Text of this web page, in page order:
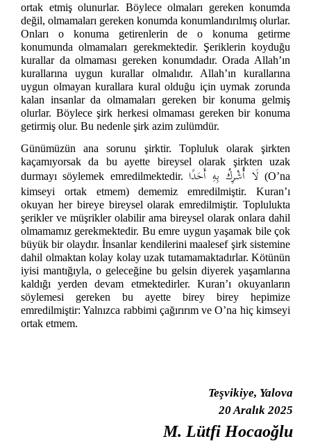
ortak etmiş olunurlar. Böylece olmaları gereken konumda
değil, olmamaları gereken konumda konumlandırılmış olurlar.
Onları o konuma getirenlerin de o konuma getirme
konumunda olmamaları gerekmektedir. Şeriklerin koyduğu
kurallar da olmaması gereken konumdadır. Orada Allah’ın
kurallarına uygun kurallar olmalıdır. Allah’ın kurallarına
uygun olmayan kurallara kural olduğu için uymak zorunda
kalan insanlar da olmamaları gereken bir konuma gelmiş
olurlar. Böylece şirk herkesi olmaması gereken bir konuma
getirmiş olur. Bu nedenle şirk azim zulümdür.
Günümüzün ana sorunu şirktir. Topluluk olarak şirkten
kaçamıyorsak da bu ayette bireysel olarak şirkten uzak
durmayı söylemek emredilmektedir. لَا أُشْرِكُ بِهِ أَحَدًا (O’na
kimseyi ortak etmem) dememiz emredilmiştir. Kuran’ı
okuyan her bireye bireysel olarak emredilmiştir. Toplulukta
şerikler ve müşrikler olabilir ama bireysel olarak onlara dahil
olmamamız gerekmektedir. Bu emre uygun yaşamak bile çok
büyük bir olaydır. İnsanlar kendilerini maalesef şirk sistemine
dahil olmaktan kolay kolay uzak tutamamaktadırlar. Kötünün
iyisi mantığıyla, o geleceğine bu gelsin diyerek yaşamlarına
kaldığı yerden devam etmektedirler. Kuran’ı okuyanların
söylemesi gereken bu ayette birey birey hepimize
emredilmiştir: Yalnızca rabbimi çağırırım ve O’na hiç kimseyi
ortak etmem.
Teşvikiye, Yalova
20 Aralık 2025
M. Lütfi Hocaoğlu